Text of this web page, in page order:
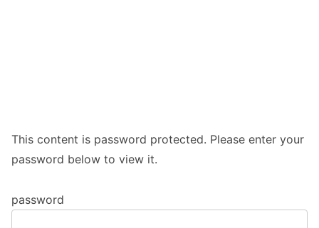
This content is password protected. Please enter your
password below to view it.
password